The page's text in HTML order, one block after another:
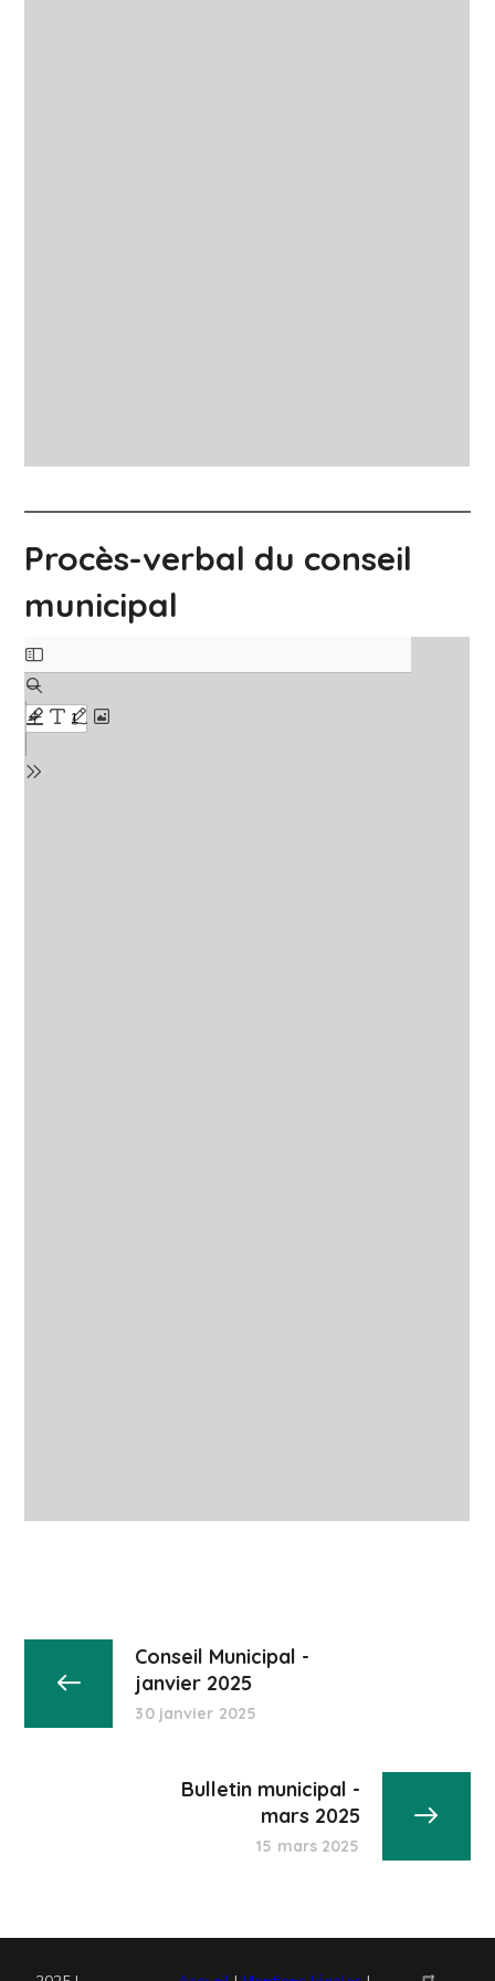
Procès-verbal du conseil
municipal
Skip
to
PDF
content
Conseil Municipal -
janvier 2025
30 janvier 2025
Bulletin municipal -
mars 2025
15 mars 2025